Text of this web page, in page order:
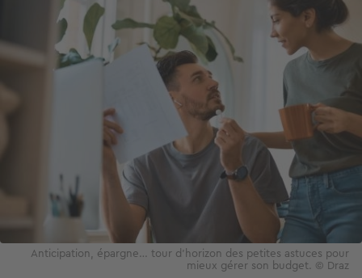
Anticipation, épargne… tour d’horizon des petites astuces pour
mieux gérer son budget. © Draz